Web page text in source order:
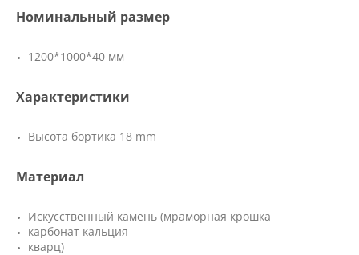
Номинальный размер
1200*1000*40 мм
Характеристики
Высота бортика 18 mm
Материал
Искусственный камень (мраморная крошка
карбонат кальция
кварц)